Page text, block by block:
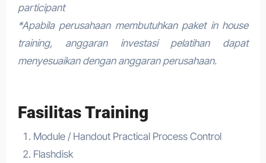
participant
*Apabila perusahaan membutuhkan paket in house
training, anggaran investasi pelatihan dapat
menyesuaikan dengan anggaran perusahaan.
Fasilitas Training
Module / Handout Practical Process Control
Flashdisk